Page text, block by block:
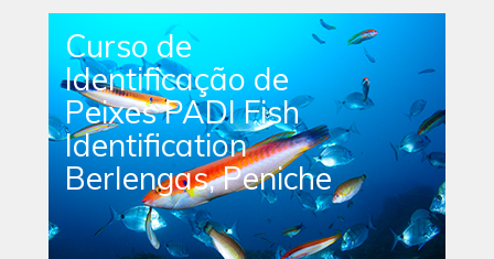
Curso de
Identificação de
Peixes PADI Fish
Identification
Berlengas, Peniche